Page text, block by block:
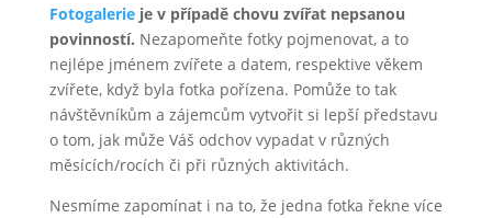
Fotogalerieje v případě chovu zvířat nepsanou
povinností. Nezapomeňte fotky pojmenovat, a to
nejlépe jménem zvířete a datem, respektive věkem
zvířete, když byla fotka pořízena. Pomůže to tak
návštěvníkům a zájemcům vytvořit si lepší představu
o tom, jak může Váš odchov vypadat v různých
měsících/rocích či při různých aktivitách.
Nesmíme zapomínat i na to, že jedna fotka řekne více